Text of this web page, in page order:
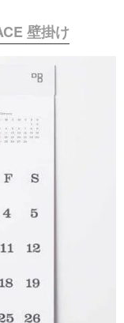
壁掛け